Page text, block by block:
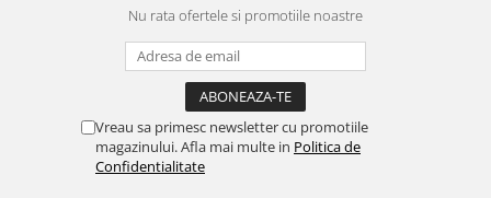
Nu rata ofertele si promotiile noastre
Vreau sa primesc newsletter cu promotiile
magazinului. Afla mai multe in Politica de
Confidentialitate